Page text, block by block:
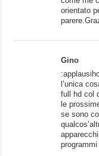
orientato
Gino
l’unica
full hd col
le
se sono